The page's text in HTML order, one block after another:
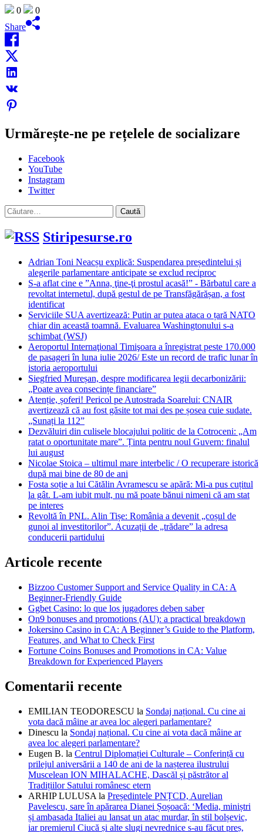
0
0
Share
Urmărește-ne pe rețelele de socializare
Facebook
YouTube
Instagram
Twitter
Caută
după:
Stiripesurse.ro
Adrian Toni Neacșu explică: Suspendarea președintelui și
alegerile parlamentare anticipate se exclud reciproc
S-a aflat cine e ”Anna, ţine-ţi prostul acasă!” - Bărbatul care a
revoltat internetul, după gestul de pe Transfăgărășan, a fost
identificat
Serviciile SUA avertizează: Putin ar putea ataca o țară NATO
chiar din această toamnă. Evaluarea Washingtonului s-a
schimbat (WSJ)
Aeroportul Internaţional Timişoara a înregistrat peste 170.000
de pasageri în luna iulie 2026/ Este un record de trafic lunar în
istoria aeroportului
Siegfried Mureșan, despre modificarea legii decarbonizării:
„Poate avea consecințe financiare”
Atenție, șoferi! Pericol pe Autostrada Soarelui: CNAIR
avertizează că au fost găsite tot mai des pe șosea cuie sudate.
„Sunați la 112”
Dezvăluiri din culisele blocajului politic de la Cotroceni: „Am
ratat o oportunitate mare”. Ținta pentru noul Guvern: finalul
lui august
Nicolae Stoica – ultimul mare interbelic / O recuperare istorică
după mai bine de 80 de ani
Fosta soție a lui Cătălin Avramescu se apără: Mi-a pus cuțitul
la gât. L-am iubit mult, nu mă poate bănui nimeni că am stat
pe interes
Revoltă în PNL. Alin Tișe: România a devenit „coșul de
gunoi al investitorilor”. Acuzații de „trădare” la adresa
conducerii partidului
Articole recente
Bizzoo Customer Support and Service Quality in CA: A
Beginner-Friendly Guide
Ggbet Casino: lo que los jugadores deben saber
On9 bonuses and promotions (AU): a practical breakdown
Jokersino Casino in CA: A Beginner’s Guide to the Platform,
Features, and What to Check First
Fortune Coins Bonuses and Promotions in CA: Value
Breakdown for Experienced Players
Comentarii recente
EMILIAN TEODORESCU la Sondaj național. Cu cine ai
vota dacă mâine ar avea loc alegeri parlamentare?
Dinescu la Sondaj național. Cu cine ai vota dacă mâine ar
avea loc alegeri parlamentare?
Eugen B. la Centrul Diplomației Culturale – Conferință cu
prilejul aniversării a 140 de ani de la nașterea ilustrului
Muscelean ION MIHALACHE, Dascăl și păstrător al
Tradițiilor Satului românesc etern
ARHIP LULUSA la Președintele PNȚCD, Aurelian
Pavelescu, sare în apărarea Dianei Șoșoacă: ‘Media, miniștri
și ambasada Italiei au lansat un atac murdar, în stil bolșevic,
iar premierul Ciucă și alte slugi nevrednice s-au făcut preș,